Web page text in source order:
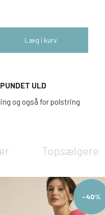
Læg i kurv
ULD
og også for polstring
Topsælgere
-40%